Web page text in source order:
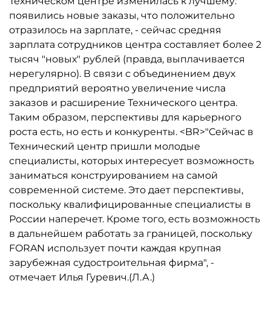
появились новые заказы, что положительно
отразилось на зарплате, - сейчас средняя
зарплата сотрудников центра составляет более 2
тысяч "новых" рублей (правда, выплачивается
нерегулярно). В связи с объединением двух
предприятий вероятно увеличение числа
заказов и расширение Технического центра.
Таким образом, перспективы для карьерного
роста есть, но есть и конкуренты. <BR>"Сейчас в
Технический центр пришли молодые
специалисты, которых интересует возможность
заниматься конструированием на самой
современной системе. Это дает перспективы,
поскольку квалифицированные специалисты в
России наперечет. Кроме того, есть возможность
в дальнейшем работать за границей, поскольку
FORAN использует почти каждая крупная
зарубежная судостроительная фирма", -
отмечает Илья Гуревич.(Л.А.)